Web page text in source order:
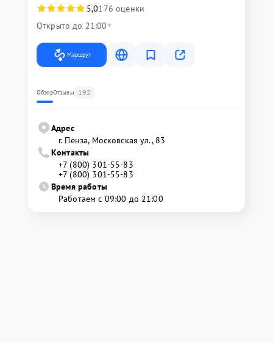
5,0176 оценки
Открыто до 21:00
Маршрут
ОбзорОтзывы 192
Адрес
г. Пенза, Московская ул., 83
Контакты
+7 (800) 301-55-83
+7 (800) 301-55-83
Время работы
Работаем с 09:00 до 21:00